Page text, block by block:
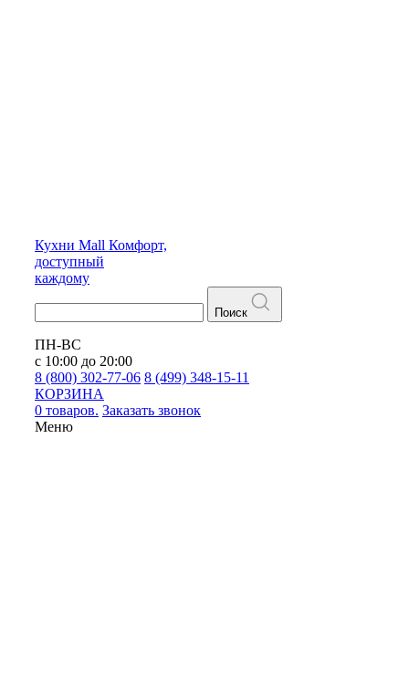
Кухни Mall Комфорт,
доступный
каждому
Поиск
ПН-ВС
с 10:00 до 20:00
8 (800) 302-77-06 8 (499) 348-15-11
КОРЗИНА
0 товаров. Заказать звонок
Меню